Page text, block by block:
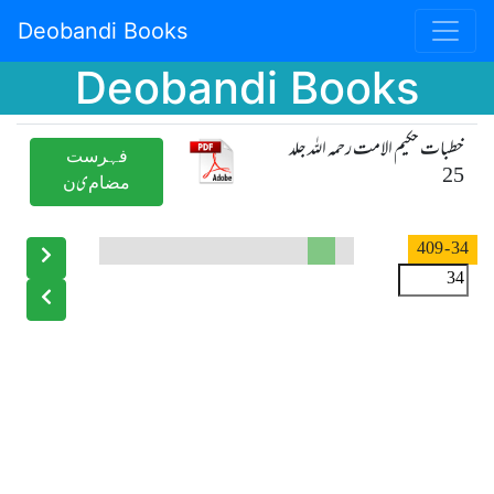
Deobandi Books
Deobandi Books
خطبات حکیم الامت رحمہ اللہ جلد
25
ﻓﮩﺮﺳﺖ
ﻣﻀﺎﻡیﻥ
34
- 409